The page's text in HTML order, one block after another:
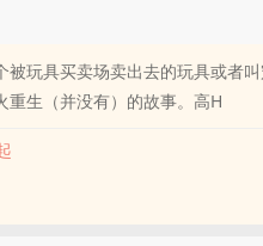
玩具买卖场卖出去的玩具或者叫
重生（并没有）的故事。高H